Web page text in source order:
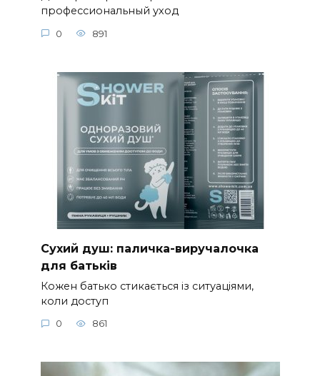
профессиональный уход
0 891
Сухий душ: паличка-виручалочка
для батьків
Кожен батько стикається із ситуаціями,
коли доступ
0 861